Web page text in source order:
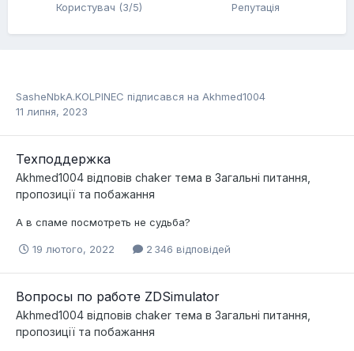
Користувач (3/5) Репутація
SasheNbkA.KOLPINEC підписався на Akhmed1004
11 липня, 2023
Техподдержка
Akhmed1004 відповів chaker тема в Загальні питання,
пропозиції та побажання
А в спаме посмотреть не судьба?
19 лютого, 2022 2 346 відповідей
Вопросы по работе ZDSimulator
Akhmed1004 відповів chaker тема в Загальні питання,
пропозиції та побажання